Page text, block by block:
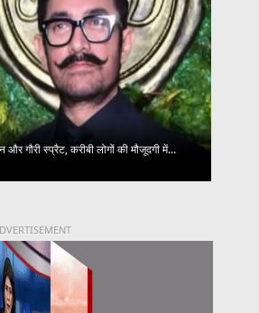
गौरी स्प्रैट, करीबी लोगों की मौजूदगी में...